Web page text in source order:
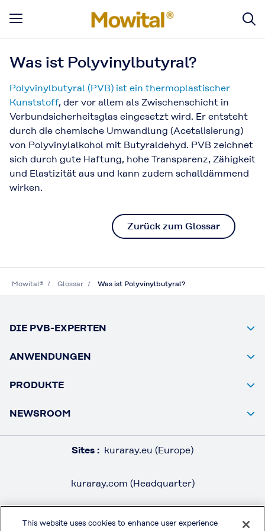
Was ist Polyvinylbutyral?
Polyvinylbutyral (PVB) ist ein thermoplastischer
Kunststoff, der vor allem als Zwischenschicht in
Verbundsicherheitsglas eingesetzt wird. Er entsteht
durch die chemische Umwandlung (Acetalisierung)
von Polyvinylalkohol mit Butyraldehyd. PVB zeichnet
sich durch gute Haftung, hohe Transparenz, Zähigkeit
und Elastizität aus und kann zudem schalldämmend
wirken.
Zurück zum Glossar
Mowital® Glossar Was ist Polyvinylbutyral?
DIE PVB-EXPERTEN
ANWENDUNGEN
PRODUKTE
NEWSROOM
Sites : kuraray.eu (Europe)
kuraray.com (Headquarter)
This website uses cookies to enhance user experience